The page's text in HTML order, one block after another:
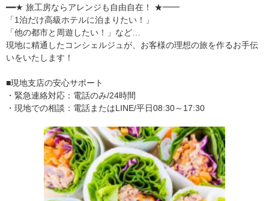
━━★ 旅工房ならアレンジも自由自在！ ★━━
「1泊だけ高級ホテルに泊まりたい！」
「他の都市と周遊したい！」など…
現地に精通したコンシェルジュが、お客様の理想の旅を作るお手伝
いをいたします！
■現地支店の安心サポート
・緊急連絡対応：電話のみ/24時間
・現地での相談：電話またはLINE/平日08:30～17:30